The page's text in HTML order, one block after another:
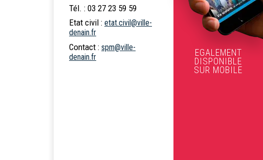
Tél. : 03 27 23 59 59
Etat civil : etat.civil@ville-
denain.fr
Contact : spm@ville-
denain.fr
EGALEMENT
DISPONIBLE
SUR MOBILE